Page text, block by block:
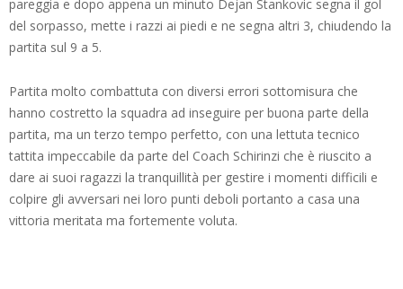
pareggia e dopo appena un minuto Dejan Stankovic segna il gol
del sorpasso, mette i razzi ai piedi e ne segna altri 3, chiudendo la
partita sul 9 a 5.
Partita molto combattuta con diversi errori sottomisura che
hanno costretto la squadra ad inseguire per buona parte della
partita, ma un terzo tempo perfetto, con una lettuta tecnico
tattita impeccabile da parte del Coach Schirinzi che è riuscito a
dare ai suoi ragazzi la tranquillità per gestire i momenti difficili e
colpire gli avversari nei loro punti deboli portanto a casa una
vittoria meritata ma fortemente voluta.